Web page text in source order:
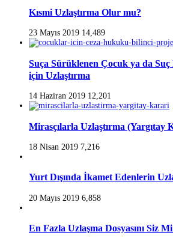
Kısmi Uzlaştırma Olur mu?
23 Mayıs 2019 14,489
Suça Sürüklenen Çocuk ya da
için Uzlaştırma
14 Haziran 2019 12,201
Mirasçılarla Uzlaştırma (Yargıtay
18 Nisan 2019 7,216
Yurt Dışında İkamet Edenlerin
20 Mayıs 2019 6,858
En Fazla Uzlaşma Dosyasını Siz